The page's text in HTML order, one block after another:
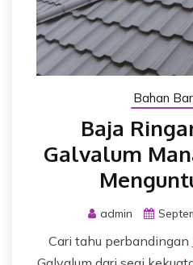
Bahan
Baja
Galvalum
admin
Cari tahu perbandingan